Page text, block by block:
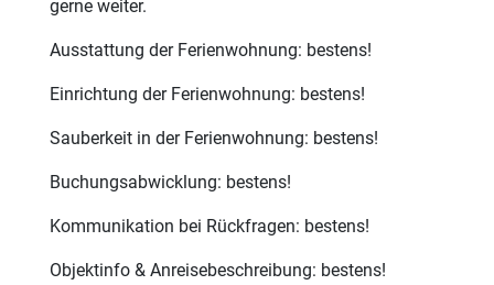
gerne weiter.
Ausstattung der Ferienwohnung: bestens!
Einrichtung der Ferienwohnung: bestens!
Sauberkeit in der Ferienwohnung: bestens!
Buchungsabwicklung: bestens!
Kommunikation bei Rückfragen: bestens!
Objektinfo & Anreisebeschreibung: bestens!